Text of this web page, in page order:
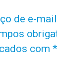
de e-
com *